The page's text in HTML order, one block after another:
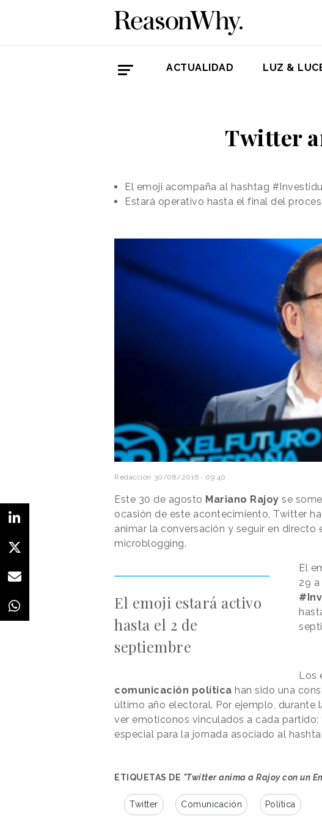
ACTUALIDAD LUZ &
Twitter
El emoji acompaña al hashtag
Estará operativo hasta el final del
Redacción 30/08/2016 · 09:40
Este 30 de agosto Mariano Rajoy se
ocasión de este acontecimiento, Twitter
animar la conversación y seguir en directo
microblogging.
El emoji estará activo
hasta el 2 de
septiembre
El
29
Los
comunicación política han sido una
último año electoral. Por ejemplo,
ver emoticonos vinculados a cada
especial para la jornada asociado al
ETIQUETAS DE "Twitter anima a Rajoy con un
Twitter Comunicación Política